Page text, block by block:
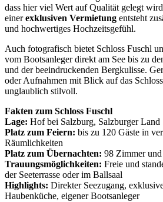
dass hier viel Wert auf Qualität gelegt
einerexklusiven Vermietung entsteht
und hochwertiges Hochzeitsgefühl.
Auch fotografisch bietet Schloss Fuschl
vom Bootsanleger direkt am See bis zu
und der beeindruckenden Bergkulisse.
oder Aufnahmen mit Blick auf das
unglaublich stilvoll.
Fakten zum Schloss Fuschl
Lage: Hof bei Salzburg, Salzburger Land
Platz zum Feiern: bis zu 120 Gäste in
Räumlichkeiten
Platz zum Übernachten: 98 Zimmer und
Trauungsmöglichkeiten: Freie und
der Seeterrasse oder im Ballsaal
Highlights: Direkter Seezugang,
Haubenküche, eigener Bootsanleger